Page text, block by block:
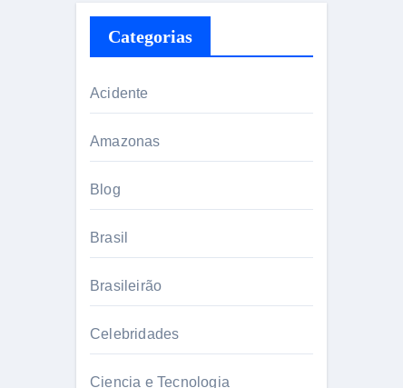
Categorias
Acidente
Amazonas
Blog
Brasil
Brasileirão
Celebridades
Ciencia e Tecnologia